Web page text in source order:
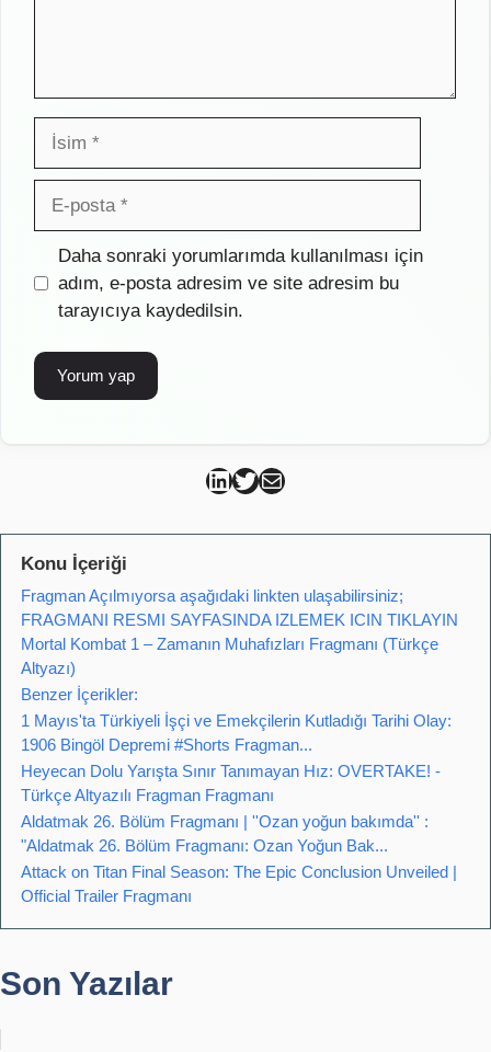
İsim
posta
İnternet
sitesi
Daha sonraki yorumlarımda kullanılması için
adım, e-posta adresim ve site adresim bu
tarayıcıya kaydedilsin.
Can Kütahya Linkedin
Can Kütahya Twitter
Can Kütahya Mail
Konu İçeriği
Fragman Açılmıyorsa aşağıdaki linkten ulaşabilirsiniz;
FRAGMANI RESMI SAYFASINDA IZLEMEK ICIN TIKLAYIN
Mortal Kombat 1 – Zamanın Muhafızları Fragmanı (Türkçe
Altyazı)
Benzer İçerikler:
1 Mayıs'ta Türkiyeli İşçi ve Emekçilerin Kutladığı Tarihi Olay:
1906 Bingöl Depremi #Shorts Fragman...
Heyecan Dolu Yarışta Sınır Tanımayan Hız: OVERTAKE! -
Türkçe Altyazılı Fragman Fragmanı
Aldatmak 26. Bölüm Fragmanı | ''Ozan yoğun bakımda'' :
"Aldatmak 26. Bölüm Fragmanı: Ozan Yoğun Bak...
Attack on Titan Final Season: The Epic Conclusion Unveiled |
Official Trailer Fragmanı
Son Yazılar